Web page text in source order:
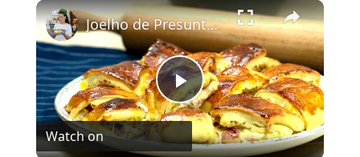
×
Play Video
Joelho de Presunto e Queijo: Receita de Enroladinho Fofinho
Watch on